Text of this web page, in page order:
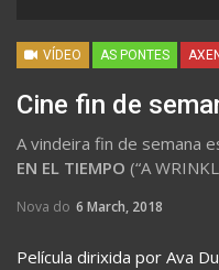
VÍDEO AS PONTES
Cine fin de
A vindeira fin de semana
EN EL TIEMPO (“A
Nova do 6 March, 2018
Película dirixida por Ava